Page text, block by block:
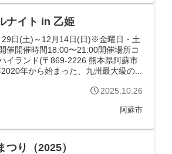
ナイト in 乙姫
29日(土)～12月14日(日)※金曜日・土
催開催時間18:00〜21:00開催場所コ
イランド(〒869-2226 熊本県阿蘇市
年から始まった、九州最大級の...
2025.10.26
阿蘇市
つり（2025）